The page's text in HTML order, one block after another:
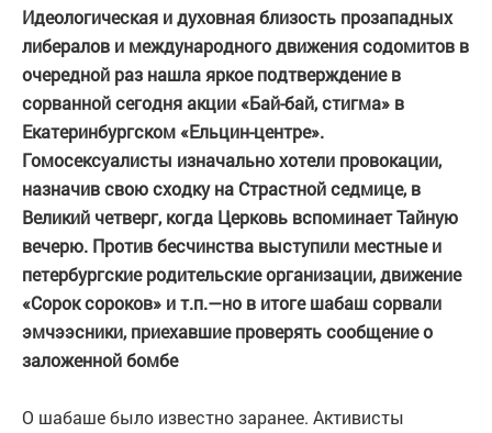
Идеологическая и духовная близость прозападных
либералов и международного движения содомитов в
очередной раз нашла яркое подтверждение в
сорванной сегодня акции «Бай-бай, стигма» в
Екатеринбургском «Ельцин-центре».
Гомосексуалисты изначально хотели провокации,
назначив свою сходку на Страстной седмице, в
Великий четверг, когда Церковь вспоминает Тайную
вечерю. Против бесчинства выступили местные и
петербургские родительские организации, движение
«Сорок сороков» и т.п.—но в итоге шабаш сорвали
эмчээсники, приехавшие проверять сообщение о
заложенной бомбе
О шабаше было известно заранее. Активисты